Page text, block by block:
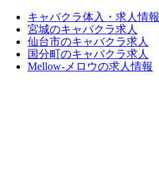
キャバクラ体入・求人情報
宮城のキャバクラ求人
仙台市のキャバクラ求人
国分町のキャバクラ求人
Mellow-メロウの求人情報